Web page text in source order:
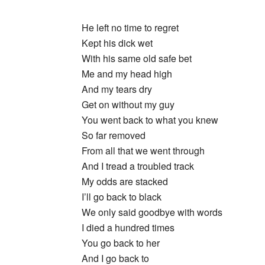
He left no time to regret
Kept his dick wet
With his same old safe bet
Me and my head high
And my tears dry
Get on without my guy
You went back to what you knew
So far removed
From all that we went through
And I tread a troubled track
My odds are stacked
I’ll go back to black
We only said goodbye with words
I died a hundred times
You go back to her
And I go back to